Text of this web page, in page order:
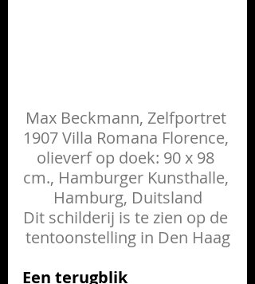
Max Beckmann, Zelfportret
1907 Villa Romana Florence,
olieverf op doek: 90 x 98
cm., Hamburger Kunsthalle,
Hamburg, Duitsland
Dit schilderij is te zien op de
tentoonstelling in Den Haag
Een terugblik